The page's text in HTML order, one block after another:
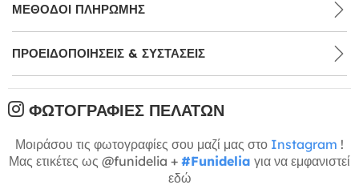
ΜΕΘΌΔΟΙ ΠΛΗΡΩΜΉΣ
ΠΡΟΕΙΔΟΠΟΙΉΣΕΙΣ & ΣΥΣΤΆΣΕΙΣ
ΦΩΤΟΓΡΑΦΊΕΣ ΠΕΛΑΤΏΝ
Μοιράσου τις φωτογραφίες σου μαζί μας στο Instagram !
Μας ετικέτες ως @funidelia + #Funidelia για να εμφανιστεί
εδώ